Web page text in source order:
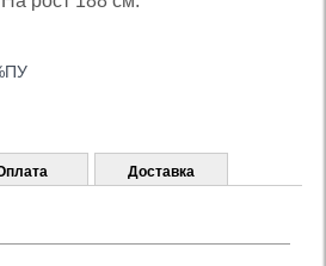
Доставка